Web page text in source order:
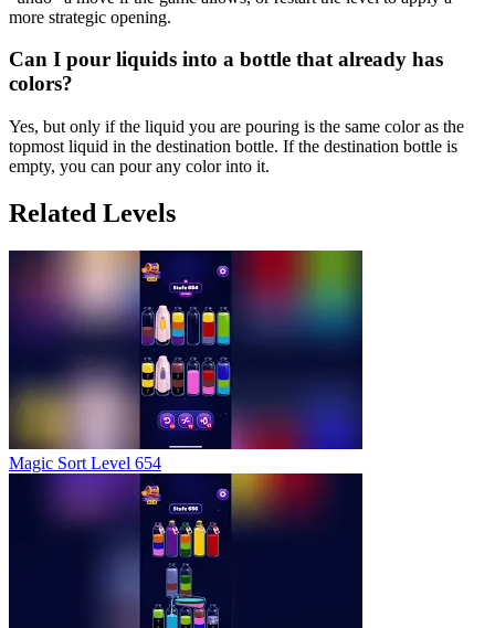
more strategic opening.
Can I pour liquids into a bottle that already has
colors?
Yes, but only if the liquid you are pouring is the same color as the
topmost liquid in the destination bottle. If the destination bottle is
empty, you can pour any color into it.
Related Levels
Magic Sort Level 654